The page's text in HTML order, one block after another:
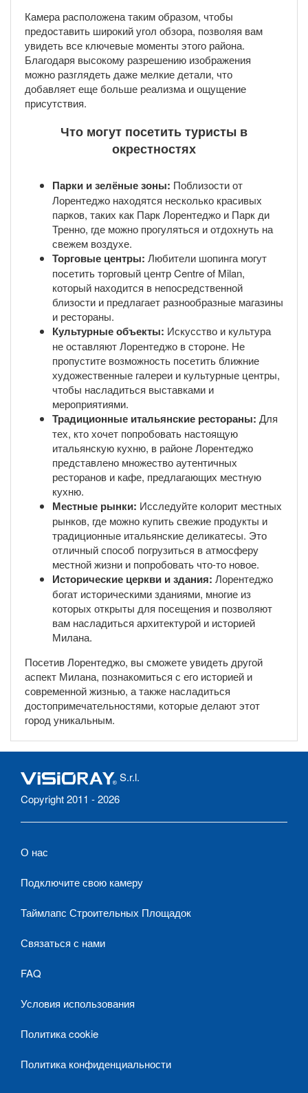
Камера расположена таким образом, чтобы
предоставить широкий угол обзора, позволяя вам
увидеть все ключевые моменты этого района.
Благодаря высокому разрешению изображения
можно разглядеть даже мелкие детали, что
добавляет еще больше реализма и ощущение
присутствия.
Что могут посетить туристы в
окрестностях
Парки и зелёные зоны: Поблизости от
Лорентеджо находятся несколько красивых
парков, таких как Парк Лорентеджо и Парк ди
Тренно, где можно прогуляться и отдохнуть на
свежем воздухе.
Торговые центры: Любители шопинга могут
посетить торговый центр Centre of Milan,
который находится в непосредственной
близости и предлагает разнообразные магазины
и рестораны.
Культурные объекты: Искусство и культура
не оставляют Лорентеджо в стороне. Не
пропустите возможность посетить ближние
художественные галереи и культурные центры,
чтобы насладиться выставками и
мероприятиями.
Традиционные итальянские рестораны: Для
тех, кто хочет попробовать настоящую
итальянскую кухню, в районе Лорентеджо
представлено множество аутентичных
ресторанов и кафе, предлагающих местную
кухню.
Местные рынки: Исследуйте колорит местных
рынков, где можно купить свежие продукты и
традиционные итальянские деликатесы. Это
отличный способ погрузиться в атмосферу
местной жизни и попробовать что-то новое.
Исторические церкви и здания: Лорентеджо
богат историческими зданиями, многие из
которых открыты для посещения и позволяют
вам насладиться архитектурой и историей
Милана.
Посетив Лорентеджо, вы сможете увидеть другой
аспект Милана, познакомиться с его историей и
современной жизнью, а также насладиться
достопримечательностями, которые делают этот
город уникальным.
S.r.l.
Copyright 2011 - 2026
О нас
Подключите свою камеру
Таймлапс Строительных Площадок
Связаться с нами
FAQ
Условия использования
Политика cookie
Политика конфиденциальности